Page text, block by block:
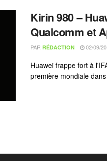
Kirin 980 –
Qualcomm et
PAR RÉDACTION 02/09/
Huawei frappe fort à
première mondiale